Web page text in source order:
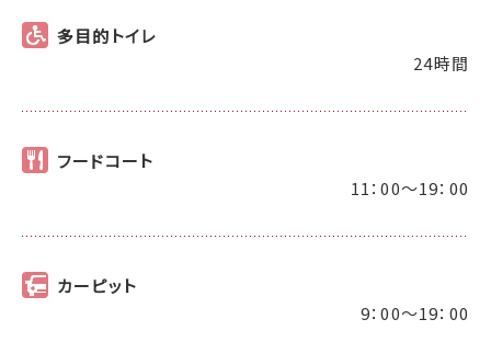
多目的トイレ
24時間
フードコート
11：00～19：00
カーピット
9：00～19：00